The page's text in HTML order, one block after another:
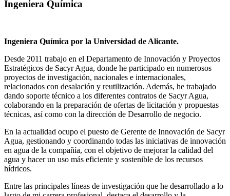
Ingeniera Química
Ingeniera Química por la Universidad de Alicante.
Desde 2011 trabajo en el Departamento de Innovación y Proyectos
Estratégicos de Sacyr Agua, donde he participado en numerosos
proyectos de investigación, nacionales e internacionales,
relacionados con desalación y reutilización. Además, he trabajado
dando soporte técnico a los diferentes contratos de Sacyr Agua,
colaborando en la preparación de ofertas de licitación y propuestas
técnicas, así como con la dirección de Desarrollo de negocio.
En la actualidad ocupo el puesto de Gerente de Innovación de Sacyr
Agua, gestionando y coordinando todas las iniciativas de innovación
en agua de la compañía, con el objetivo de mejorar la calidad del
agua y hacer un uso más eficiente y sostenible de los recursos
hídricos.
Entre las principales líneas de investigación que he desarrollado a lo